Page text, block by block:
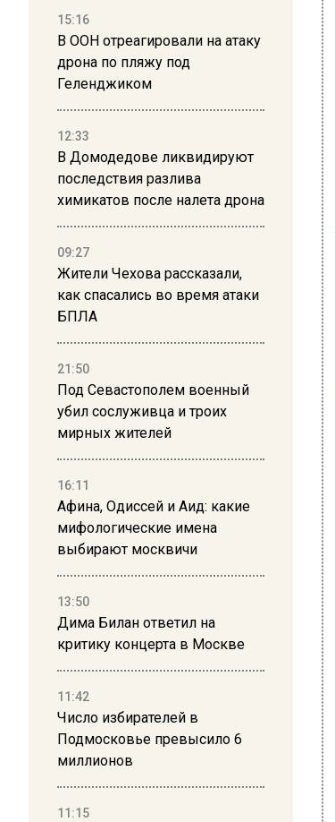
15:16
В ООН отреагировали на атаку
дрона по пляжу под
Геленджиком
12:33
В Домодедове ликвидируют
последствия разлива
химикатов после налета дрона
09:27
Жители Чехова рассказали,
как спасались во время атаки
БПЛА
21:50
Под Севастополем военный
убил сослуживца и троих
мирных жителей
16:11
Афина, Одиссей и Аид: какие
мифологические имена
выбирают москвичи
13:50
Дима Билан ответил на
критику концерта в Москве
11:42
Число избирателей в
Подмосковье превысило 6
миллионов
11:15